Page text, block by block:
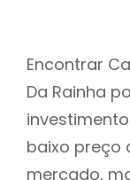
Encontrar
Da Rainha
baixo preço
mercado,